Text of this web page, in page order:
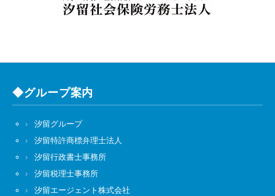
◆グループ案内
汐留グループ
汐留特許商標弁理士法人
汐留行政書士事務所
汐留税理士事務所
汐留エージェント株式会社